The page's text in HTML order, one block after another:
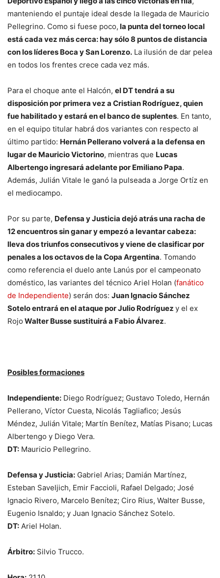
manteniendo el puntaje ideal desde la llegada de Mauricio
Pellegrino. Como si fuese poco, la punta del torneo local
está cada vez más cerca: hay sólo 8 puntos de distancia
con los líderes Boca y San Lorenzo. La ilusión de dar pelea
en todos los frentes crece cada vez más.
Para el choque ante el Halcón, el DT tendrá a su
disposición por primera vez a Cristian Rodríguez, quien
fue habilitado y estará en el banco de suplentes. En tanto,
en el equipo titular habrá dos variantes con respecto al
último partido: Hernán Pellerano volverá a la defensa en
lugar de Mauricio Victorino, mientras que Lucas
Albertengo ingresará adelante por Emiliano Papa.
Además, Julián Vitale le ganó la pulseada a Jorge Ortíz en
el mediocampo.
Por su parte, Defensa y Justicia dejó atrás una racha de
12 encuentros sin ganar y empezó a levantar cabeza:
lleva dos triunfos consecutivos y viene de clasificar por
penales a los octavos de la Copa Argentina. Tomando
como referencia el duelo ante Lanús por el campeonato
doméstico, las variantes del técnico Ariel Holan (fanático
de Independiente) serán dos: Juan Ignacio Sánchez
Sotelo entrará en el ataque por Julio Rodríguez y el ex
Rojo Walter Busse sustituirá a Fabio Álvarez.
Posibles formaciones
Independiente: Diego Rodríguez; Gustavo Toledo, Hernán
Pellerano, Víctor Cuesta, Nicolás Tagliafico; Jesús
Méndez, Julián Vitale; Martín Benítez, Matías Pisano; Lucas
Albertengo y Diego Vera.
DT: Mauricio Pellegrino.
Defensa y Justicia: Gabriel Arias; Damián Martínez,
Esteban Saveljich, Emir Faccioli, Rafael Delgado; José
Ignacio Rivero, Marcelo Benítez; Ciro Rius, Walter Busse,
Eugenio Isnaldo; y Juan Ignacio Sánchez Sotelo.
DT: Ariel Holan.
Árbitro: Silvio Trucco.